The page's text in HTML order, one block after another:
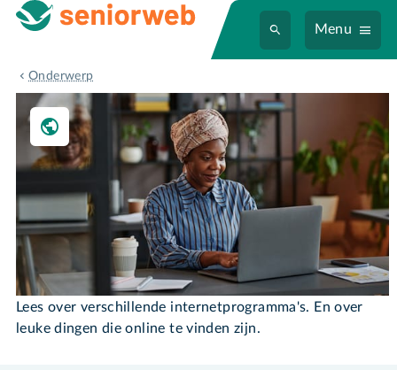
Menu
Onderwerp
Internet
Internet
Lees over verschillende internetprogramma's. En over
leuke dingen die online te vinden zijn.